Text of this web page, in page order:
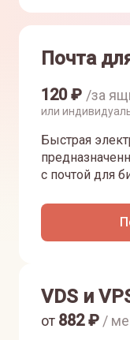
Почта
120₽ /за
или
Быстрая
с почтой для
VDS и
от 882₽ /